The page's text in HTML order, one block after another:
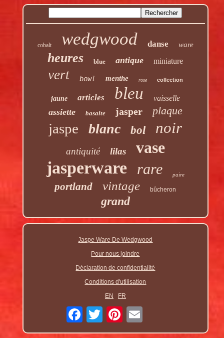
cobalt wedgwood danse ware
heures blue antique miniature
vert bowl menthe rose collection
jaune articles bleu vaisselle
assiette basalte jasper plaque
jaspe blanc bol noir
antiquité lilas vase
jasperware rare paire
portland vintage bûcheron
grand
Jaspe Ware De Wedgwood
Pour nous joindre
Déclaration de confidentialité
Conditions d'utilisation
EN
FR